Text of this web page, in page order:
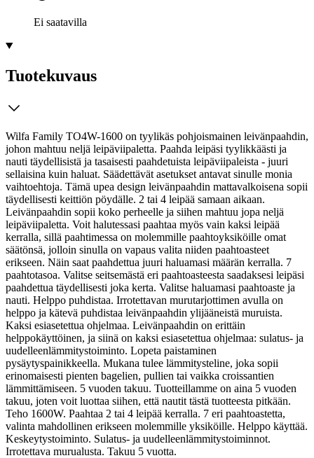
Ei saatavilla
Tuotekuvaus
Wilfa Family TO4W-1600 on tyylikäs pohjoismainen leivänpaahdin,
johon mahtuu neljä leipäviipaletta. Paahda leipäsi tyylikkäästi ja
nauti täydellisistä ja tasaisesti paahdetuista leipäviipaleista - juuri
sellaisina kuin haluat. Säädettävät asetukset antavat sinulle monia
vaihtoehtoja. Tämä upea design leivänpaahdin mattavalkoisena sopii
täydellisesti keittiön pöydälle. 2 tai 4 leipää samaan aikaan.
Leivänpaahdin sopii koko perheelle ja siihen mahtuu jopa neljä
leipäviipaletta. Voit halutessasi paahtaa myös vain kaksi leipää
kerralla, sillä paahtimessa on molemmille paahtoyksiköille omat
säätönsä, jolloin sinulla on vapaus valita niiden paahtoasteet
erikseen. Näin saat paahdettua juuri haluamasi määrän kerralla. 7
paahtotasoa. Valitse seitsemästä eri paahtoasteesta saadaksesi leipäsi
paahdettua täydellisesti joka kerta. Valitse haluamasi paahtoaste ja
nauti. Helppo puhdistaa. Irrotettavan murutarjottimen avulla on
helppo ja kätevä puhdistaa leivänpaahdin ylijääneistä muruista.
Kaksi esiasetettua ohjelmaa. Leivänpaahdin on erittäin
helppokäyttöinen, ja siinä on kaksi esiasetettua ohjelmaa: sulatus- ja
uudelleenlämmitystoiminto. Lopeta paistaminen
pysäytyspainikkeella. Mukana tulee lämmitysteline, joka sopii
erinomaisesti pienten bagelien, pullien tai vaikka croissantien
lämmittämiseen. 5 vuoden takuu. Tuotteillamme on aina 5 vuoden
takuu, joten voit luottaa siihen, että nautit tästä tuotteesta pitkään.
Teho 1600W. Paahtaa 2 tai 4 leipää kerralla. 7 eri paahtoastetta,
valinta mahdollinen erikseen molemmille yksiköille. Helppo käyttää.
Keskeytystoiminto. Sulatus- ja uudelleenlämmitystoiminnot.
Irrotettava murualusta. Takuu 5 vuotta.